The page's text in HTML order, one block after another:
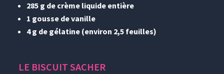
285 g de crème liquide entière
1 gousse de vanille
4 g de gélatine (environ 2,5 feuilles)
LE BISCUIT SACHER